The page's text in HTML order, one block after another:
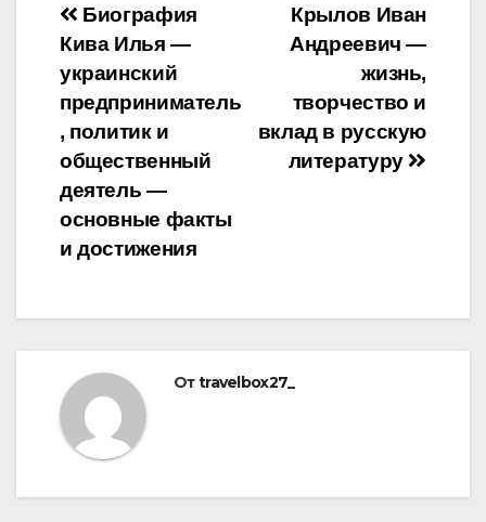
Навигация
по
записям
Крылов Иван
Андреевич —
жизнь,
творчество и
вклад в русскую
литературу
Биография
Кива Илья —
украинский
предприниматель
, политик и
общественный
деятель —
основные факты
и достижения
Отtravelbox27_